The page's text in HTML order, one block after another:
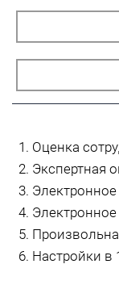
Оценка
Экспертная
Настройки